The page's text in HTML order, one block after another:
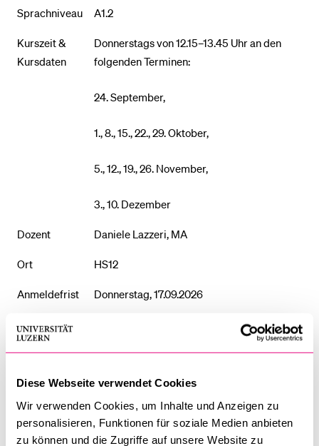
Diese Webseite verwendet Cookies
Wir verwenden Cookies, um Inhalte und Anzeigen zu
personalisieren, Funktionen für soziale Medien anbieten
zu können und die Zugriffe auf unsere Website zu
Sprachniveau A1.2
Kurszeit &
Kursdaten
Donnerstags von 12.15–13.45 Uhr an den
folgenden Terminen:
24. September,
1., 8., 15., 22., 29. Oktober,
5., 12., 19., 26. November,
3., 10. Dezember
Dozent Daniele Lazzeri, MA
Ort HS12
Anmeldefrist Donnerstag, 17.09.2026
Kursgebühr
Institutionen zahlen CHF 350, sofern